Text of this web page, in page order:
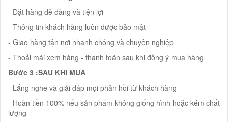
- Đặt hàng dễ dàng và tiện lợi
- Thông tin khách hàng luôn được bảo mật
- Giao hàng tận nơi nhanh chóng và chuyên nghiệp
- Thoải mái xem hàng - thanh toán sau khi đồng ý mua hàng
Bước 3 :SAU KHI MUA
- Lắng nghe và giải đáp mọi phản hồi từ khách hàng
- Hoàn tiền 100% nếu sản phẩm không giống hình hoặc kém chất
lượng